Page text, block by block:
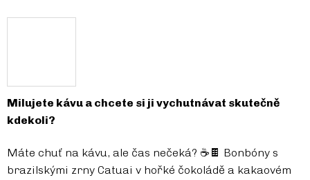
Milujete kávu a chcete si ji vychutnávat skutečně
kdekoli?
Máte chuť na kávu, ale čas nečeká? ☕🍫 Bonbóny s
brazilskými zrny Catuai v hořké čokoládě a kakaovém